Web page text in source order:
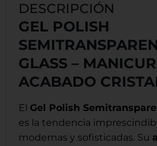
DESCRIPCIÓN
GEL POLISH
GLASS –
ACABADO
El Gel Polish
es la tendencia
modernas y sofisticadas. Su